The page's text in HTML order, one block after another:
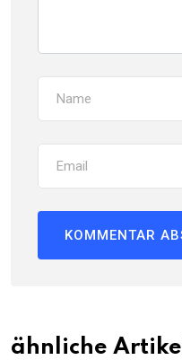
ähnliche Artikel